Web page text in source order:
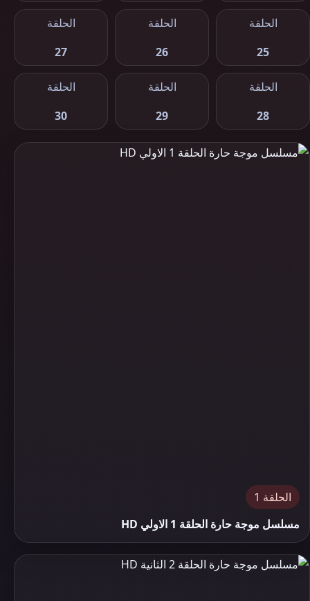
الحلقة
25
الحلقة
26
الحلقة
27
الحلقة
28
الحلقة
29
الحلقة
30
الحلقة 1
مسلسل موجة حارة الحلقة 1 الاولي HD